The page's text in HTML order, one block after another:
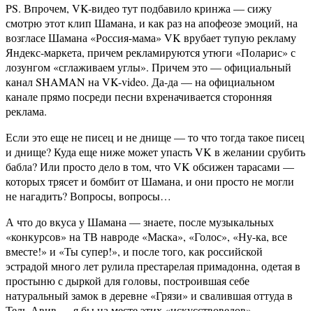
PS. Впрочем, VK-видео тут подбавило кринжа — сижу
смотрю этот клип Шамана, и как раз на апофеозе эмоций, на
возгласе Шамана «Россия-мама» VK врубает тупую рекламу
Яндекс-маркета, причем рекламируются утюги «Поларис» с
лозунгом «сглаживаем углы». Причем это — официальный
канал SHAMAN на VK-video. Да-да — на официальном
канале прямо посреди песни вхреначивается сторонняя
реклама.
Если это еще не писец и не днище — то что тогда такое писец
и днище? Куда еще ниже может упасть VK в желании срубить
бабла? Или просто дело в том, что VK обсижен тарасами —
которых трясет и бомбит от Шамана, и они просто не могли
не нагадить? Вопросы, вопросы…
А что до вкуса у Шамана — знаете, после музыкальных
«конкурсов» на ТВ навроде «Маска», «Голос», «Ну-ка, все
вместе!» и «Ты супер!», и после того, как российской
эстрадой много лет рулила престарелая примадонна, одетая в
простыню с дыркой для головы, построившая себе
натуральный замок в деревне «Грязи» и свалившая оттуда в